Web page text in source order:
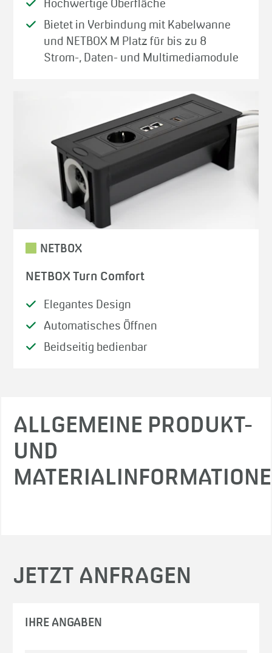
Hochwertige Oberfläche
Bietet in Verbindung mit Kabelwanne
und NETBOX M Platz für bis zu 8
Strom-, Daten- und Multimediamodule
NETBOX
NETBOX Turn Comfort
Elegantes Design
Automatisches Öffnen
Beidseitig bedienbar
ALLGEMEINE PRODUKT-
UND
JETZT ANFRAGEN
IHRE ANGABEN